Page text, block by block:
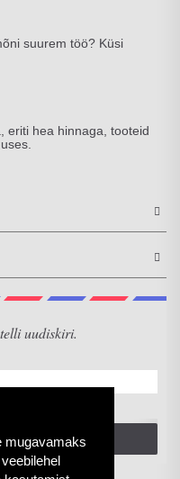
mugavamaks
suurem töö? Küsi
eriti hea hinnaga, tooteid
uudiskiri.